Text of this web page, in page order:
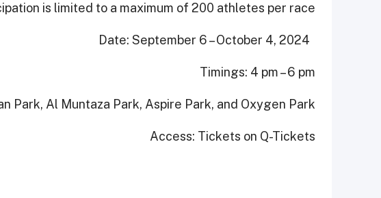
is limited to a maximum of 200 athletes per race.
Timings: 4 pm – 6 pm
Park, Al Muntaza Park, Aspire Park, and Oxygen Park
Access: Tickets on Q-Tickets